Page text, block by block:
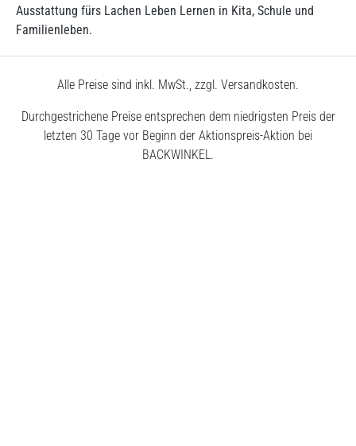
Ausstattung fürs Lachen Leben Lernen in Kita, Schule und
Familienleben.
Alle Preise sind inkl. MwSt., zzgl. Versandkosten.
Durchgestrichene Preise entsprechen dem niedrigsten Preis der
letzten 30 Tage vor Beginn der Aktionspreis-Aktion bei
BACKWINKEL.